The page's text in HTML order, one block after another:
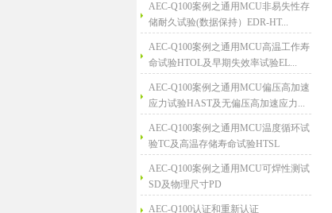
AEC-Q100案例之通用MCU非易失性存
储耐久试验(数据保持）EDR-HT...
AEC-Q100案例之通用MCU高温工作寿
命试验HTOL及早期失效率试验EL...
AEC-Q100案例之通用MCU偏压高加速
应力试验HAST及无偏压高加速应力...
AEC-Q100案例之通用MCU温度循环试
验TC及高温存储寿命试验HTSL
AEC-Q100案例之通用MCU可焊性测试
SD及物理尺寸PD
AEC-Q100认证和重新认证